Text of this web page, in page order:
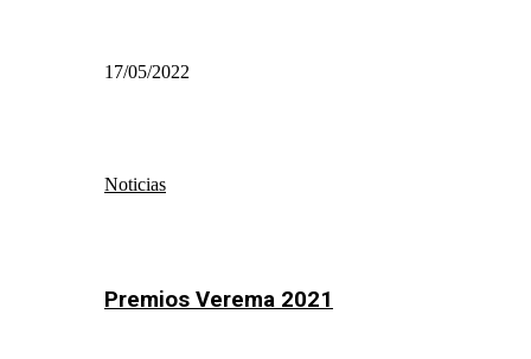
17/05/2022
Noticias
Premios Verema 2021